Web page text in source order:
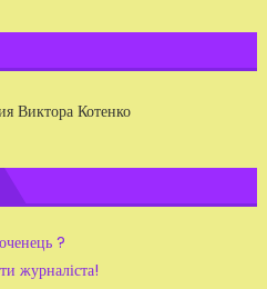
Виктора Котенко
?
журналіста!